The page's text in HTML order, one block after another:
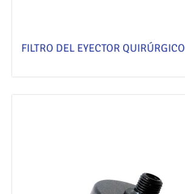
FILTRO DEL EYECTOR QUIRÚRGICO